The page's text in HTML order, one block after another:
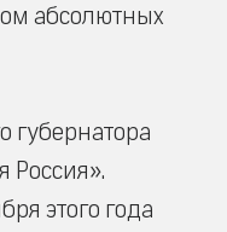
абсолютных
губернатора
Россия».
этого года